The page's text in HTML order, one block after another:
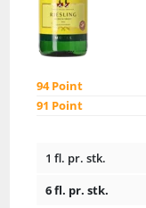
94 Point
91 Point
1 fl. pr. stk.
6 fl. pr. stk.